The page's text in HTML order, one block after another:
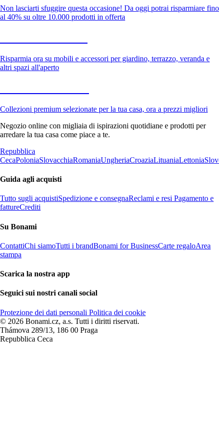
Non lasciarti sfuggire questa occasione! Da oggi potrai risparmiare fino
al 40% su oltre 10.000 prodotti in offerta
Risparmia ora su mobili e accessori per giardino, terrazzo, veranda e
altri spazi all'aperto
Collezioni premium selezionate per la tua casa, ora a prezzi migliori
Negozio online con migliaia di ispirazioni quotidiane e prodotti per
arredare la tua casa come piace a te.
Repubblica
CecaPoloniaSlovacchiaRomaniaUngheriaCroaziaLituaniaLettonia
Guida agli acquisti
Tutto sugli acquistiSpedizione e consegnaReclami e resi Pagamento e
fattureCrediti
Su Bonami
ContattiChi siamoTutti i brandBonami for BusinessCarte regaloArea
stampa
Scarica la nostra app
Seguici sui nostri canali social
Protezione dei dati personali Politica dei cookie
© 2026 Bonami.cz, a.s. Tutti i diritti riservati.
Thámova 289/13, 186 00 Praga
Repubblica Ceca